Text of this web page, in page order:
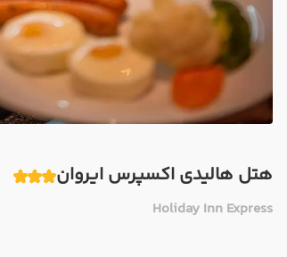
هتل هالیدی اکسپرس ایروان
Holiday Inn Express